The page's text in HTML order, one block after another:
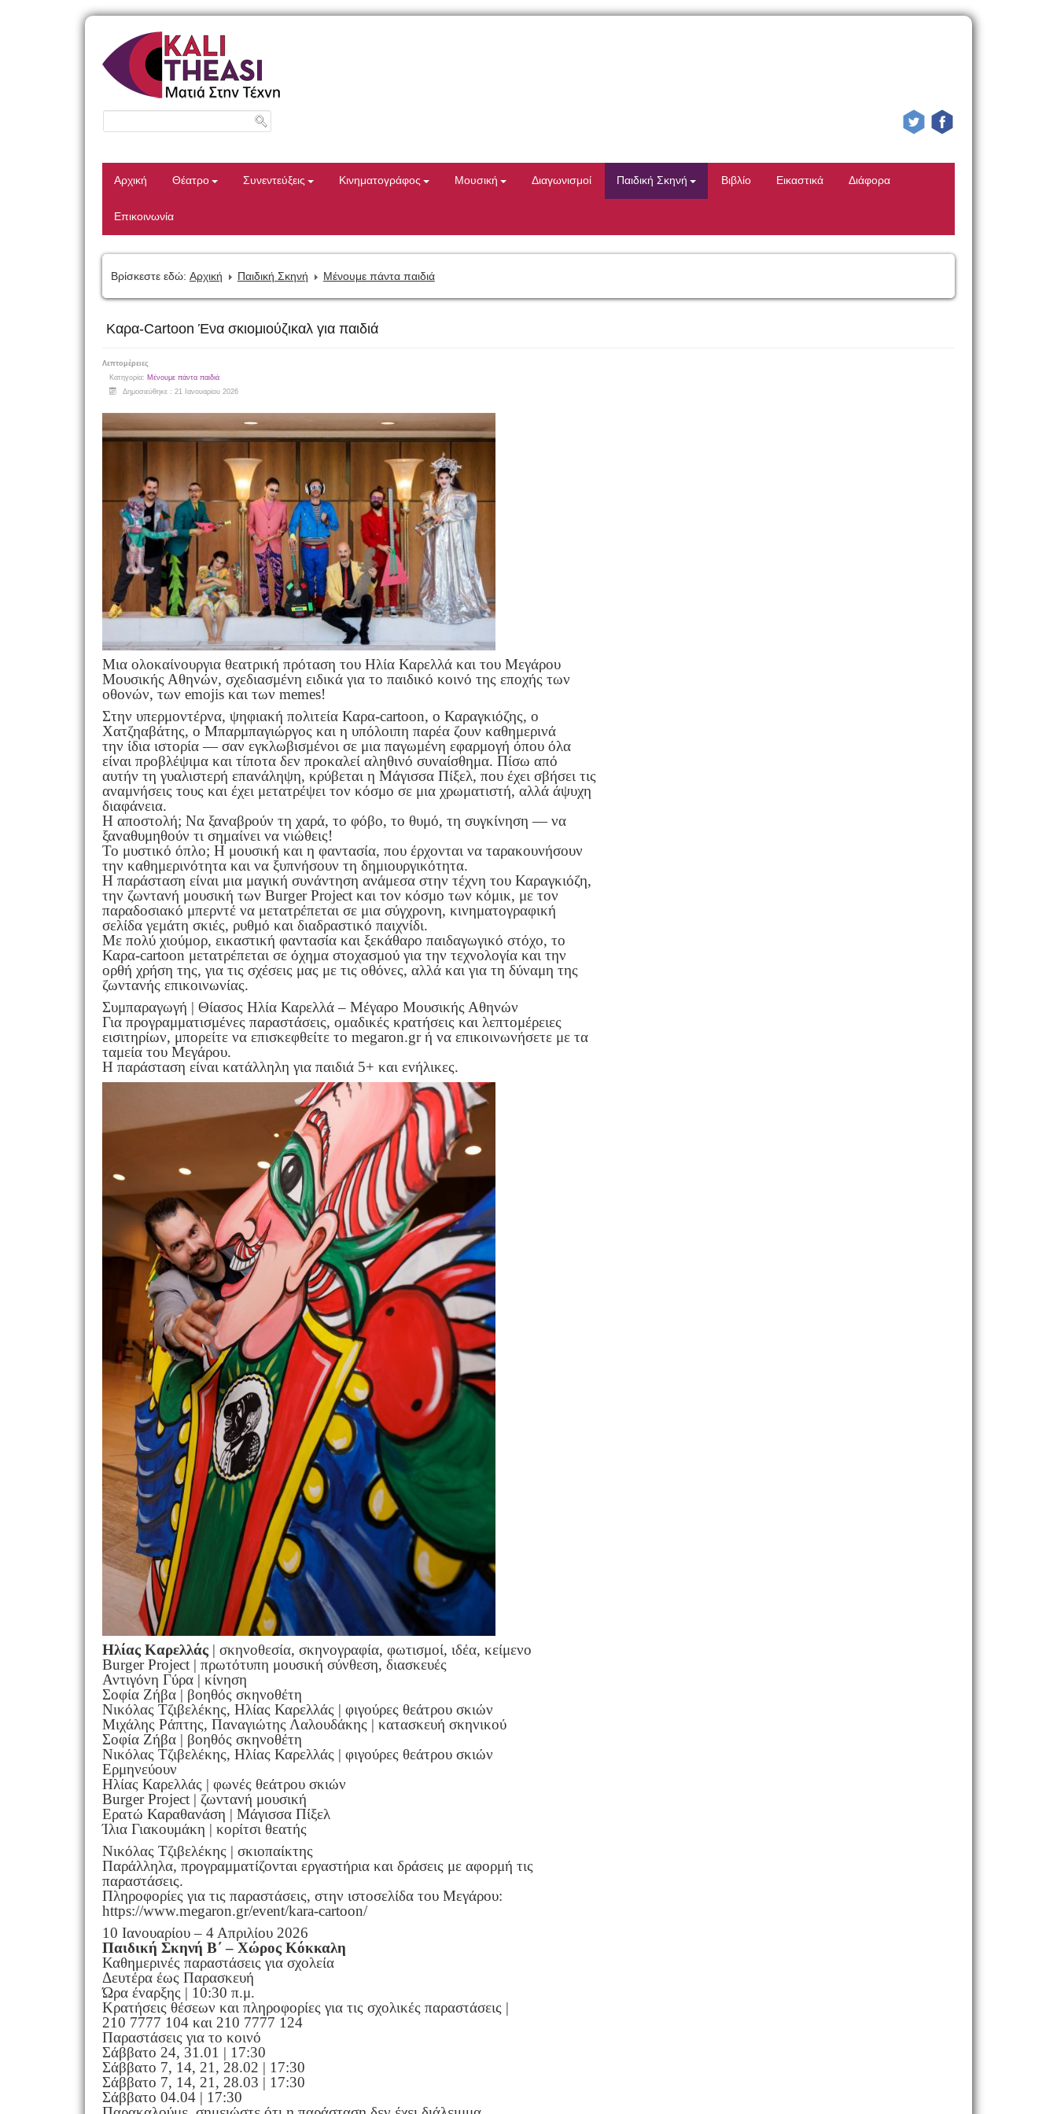
Αρχική Θέατρο Συνεντεύξεις Κινηματογράφος Μουσική Διαγωνισμοί Παιδική Σκηνή Βιβλίο Εικαστικά Διάφορα
Επικοινωνία
Βρίσκεστε εδώ: Αρχική Παιδική Σκηνή Μένουμε πάντα παιδιά
Καρα-Cartoon Ένα σκιομιούζικαλ για παιδιά
Λεπτομέρειες
Κατηγορία: Μένουμε πάντα παιδιά
Δημοσιεύθηκε : 21 Ιανουαρίου 2026
Μια ολοκαίνουργια θεατρική πρόταση του Ηλία Καρελλά και του Μεγάρου
Μουσικής Αθηνών, σχεδιασμένη ειδικά για το παιδικό κοινό της εποχής των
οθονών, των emojis και των memes!
Στην υπερμοντέρνα, ψηφιακή πολιτεία Καρα-cartoon, ο Καραγκιόζης, ο
Χατζηαβάτης, ο Μπαρμπαγιώργος και η υπόλοιπη παρέα ζουν καθημερινά
την ίδια ιστορία — σαν εγκλωβισμένοι σε μια παγωμένη εφαρμογή όπου όλα
είναι προβλέψιμα και τίποτα δεν προκαλεί αληθινό συναίσθημα. Πίσω από
αυτήν τη γυαλιστερή επανάληψη, κρύβεται η Μάγισσα Πίξελ, που έχει σβήσει τις
αναμνήσεις τους και έχει μετατρέψει τον κόσμο σε μια χρωματιστή, αλλά άψυχη
διαφάνεια.
Η αποστολή; Να ξαναβρούν τη χαρά, το φόβο, το θυμό, τη συγκίνηση — να
ξαναθυμηθούν τι σημαίνει να νιώθεις!
Το μυστικό όπλο; Η μουσική και η φαντασία, που έρχονται να ταρακουνήσουν
την καθημερινότητα και να ξυπνήσουν τη δημιουργικότητα.
Η παράσταση είναι μια μαγική συνάντηση ανάμεσα στην τέχνη του Καραγκιόζη,
την ζωντανή μουσική των Burger Project και τον κόσμο των κόμικ, με τον
παραδοσιακό μπερντέ να μετατρέπεται σε μια σύγχρονη, κινηματογραφική
σελίδα γεμάτη σκιές, ρυθμό και διαδραστικό παιχνίδι.
Με πολύ χιούμορ, εικαστική φαντασία και ξεκάθαρο παιδαγωγικό στόχο, το
Καρα-cartoon μετατρέπεται σε όχημα στοχασμού για την τεχνολογία και την
ορθή χρήση της, για τις σχέσεις μας με τις οθόνες, αλλά και για τη δύναμη της
ζωντανής επικοινωνίας.
Συμπαραγωγή | Θίασος Ηλία Καρελλά – Μέγαρο Μουσικής Αθηνών
Για προγραμματισμένες παραστάσεις, ομαδικές κρατήσεις και λεπτομέρειες
εισιτηρίων, μπορείτε να επισκεφθείτε το megaron.gr ή να επικοινωνήσετε με τα
ταμεία του Μεγάρου.
Η παράσταση είναι κατάλληλη για παιδιά 5+ και ενήλικες.
Ηλίας Καρελλάς| σκηνοθεσία, σκηνογραφία, φωτισμοί, ιδέα, κείμενο
Burger Project | πρωτότυπη μουσική σύνθεση, διασκευές
Αντιγόνη Γύρα | κίνηση
Σοφία Ζήβα | βοηθός σκηνοθέτη
Νικόλας Τζιβελέκης, Ηλίας Καρελλάς | φιγούρες θεάτρου σκιών
Μιχάλης Ράπτης, Παναγιώτης Λαλουδάκης | κατασκευή σκηνικού
Σοφία Ζήβα | βοηθός σκηνοθέτη
Νικόλας Τζιβελέκης, Ηλίας Καρελλάς | φιγούρες θεάτρου σκιών
Ερμηνεύουν
Ηλίας Καρελλάς | φωνές θεάτρου σκιών
Burger Project | ζωντανή μουσική
Ερατώ Καραθανάση | Μάγισσα Πίξελ
Ίλια Γιακουμάκη | κορίτσι θεατής
Νικόλας Τζιβελέκης | σκιοπαίκτης
Παράλληλα, προγραμματίζονται εργαστήρια και δράσεις με αφορμή τις
παραστάσεις.
Πληροφορίες για τις παραστάσεις, στην ιστοσελίδα του Μεγάρου:
https://www.megaron.gr/event/kara-cartoon/
10 Ιανουαρίου – 4 Απριλίου 2026
Παιδική Σκηνή Β΄ – Χώρος Κόκκαλη
Καθημερινές παραστάσεις για σχολεία
Δευτέρα έως Παρασκευή
Ώρα έναρξης | 10:30 π.μ.
Κρατήσεις θέσεων και πληροφορίες για τις σχολικές παραστάσεις |
210 7777 104 και 210 7777 124
Παραστάσεις για το κοινό
Σάββατο 24, 31.01 | 17:30
Σάββατο 7, 14, 21, 28.02 | 17:30
Σάββατο 7, 14, 21, 28.03 | 17:30
Σάββατο 04.04 | 17:30